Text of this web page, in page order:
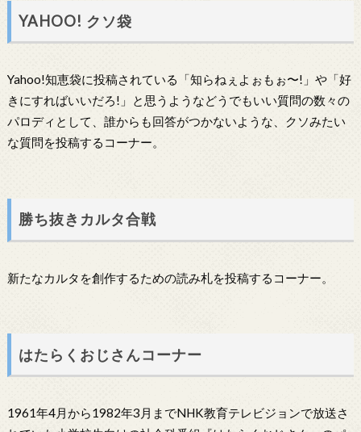
YAHOO! クソ袋
Yahoo!知恵袋に投稿されている「知らねぇよぉもぉ〜!」や「好
きにすればいいだろ!」と思うようなどうでもいい質問の数々の
パロディとして、誰からも回答がつかないような、クソみたい
な質問を投稿するコーナー。
勝ち抜きカルタ合戦
新たなカルタを創作するための読み札を投稿するコーナー。
はたらくおじさんコーナー
1961年4月から1982年3月までNHK教育テレビジョンで放送さ